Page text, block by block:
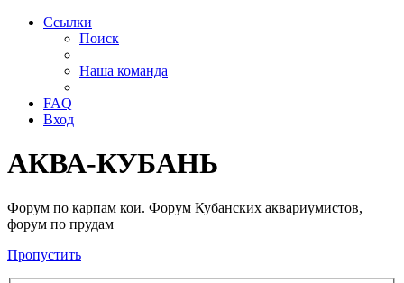
Ссылки
Поиск
Наша команда
FAQ
Вход
АКВА-КУБАНЬ
Форум по карпам кои. Форум Кубанских аквариумистов,
форум по прудам
Пропустить